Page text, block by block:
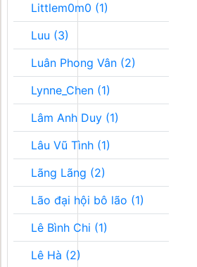
Littlem0m0 (1)
Luu (3)
Luân Phong Vân (2)
Lynne_Chen (1)
Lâm Anh Duy (1)
Lâu Vũ Tình (1)
Lãng Lãng (2)
Lão đại hội bô lão (1)
Lê Bình Chi (1)
Lê Hà (2)